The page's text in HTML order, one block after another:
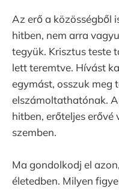
Az erő a közösségből
hitben, nem arra
tegyük. Krisztus teste
lett teremtve. Hívást
egymást, osszuk meg
elszámoltathatónak.
hitben, erőteljes
szemben.
Ma gondolkodj el
életedben. Milyen